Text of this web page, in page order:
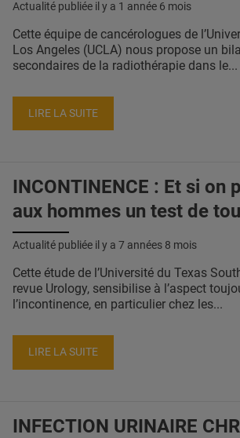
Actualité publiée il y a 1 année 6 mois
Cette équipe de cancérologues de
Los Angeles (UCLA) nous propose un
secondaires de la radiothérapie dans le...
LIRE LA SUITE
INCONTINENCE : Et si on
aux hommes un test de
Actualité publiée il y a 7 années 8 mois
Cette étude de l’Université du Texas
revue Urology, sensibilise à l’aspect
l’incontinence, en particulier chez les...
LIRE LA SUITE
INFECTION URINAIRE